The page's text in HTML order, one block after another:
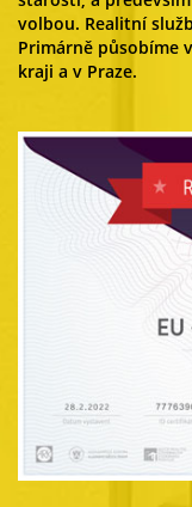
volbou. Realitní
Primárně působíme
kraji a v Praze.